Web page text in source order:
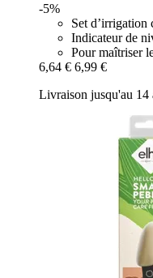
-5%
Set d’irrigation
Indicateur de
Pour maîtriser
6,64 € 6,99 €
Livraison jusqu'au 14